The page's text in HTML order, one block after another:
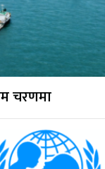
चरणमा